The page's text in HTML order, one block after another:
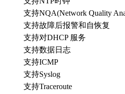
支持NQA(Network Quality
支持故障后报警和自恢复
支持对DHCP 服务
支持数据日志
支持ICMP
支持Syslog
支持Traceroute